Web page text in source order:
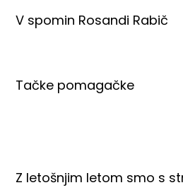
V spomin Rosandi Rabič
Tačke pomagačke
Z letošnjim letom smo s